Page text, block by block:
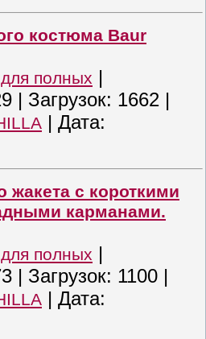
костюма Baur
полных |
| Загрузок: 1662 |
| Дата:
жакета с короткими
карманами.
полных |
| Загрузок: 1100 |
| Дата: